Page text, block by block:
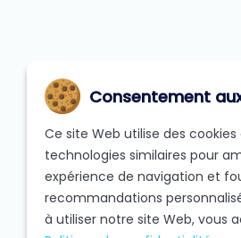
Conditions générales de
Conditions d’utilisation
Réglementation et
RGPD
RSE
Consentement
Ce site Web utilise des cookies
technologies similaires pour
expérience de navigation et
recommandations
à utiliser notre site Web, vous